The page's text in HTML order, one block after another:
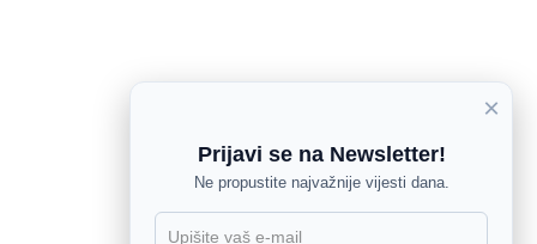
×
Prijavi se na Newsletter!
Ne propustite najvažnije vijesti dana.